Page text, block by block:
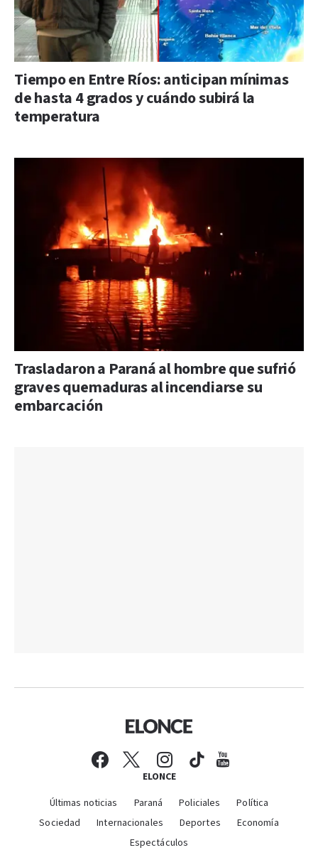
Tiempo en Entre Ríos: anticipan mínimas
de hasta 4 grados y cuándo subirá la
temperatura
Trasladaron a Paraná al hombre que sufrió
graves quemaduras al incendiarse su
embarcación
ELONCE
Últimas noticias Paraná Policiales
Política
Sociedad
Internacionales Deportes
Economía
Espectáculos